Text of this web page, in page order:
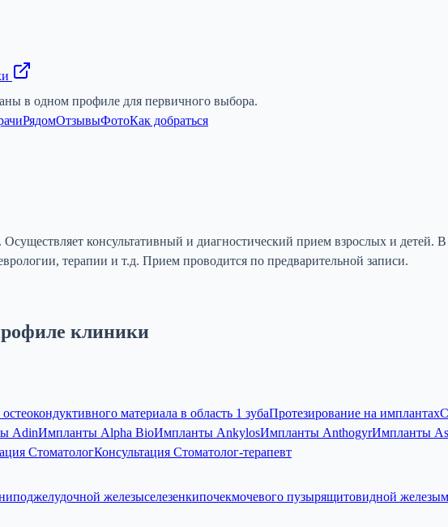
в одном профиле для первичного выбора.
РядомОтзывыФотоКак добраться
консультативный и диагностический прием взрослых и детей.
терапии и т.д. Прием проводится по предварительной записи.
клиники
материала в область 1 зубаПротезирование на имплантах
AdinИмпланты Alpha BioИмпланты AnkylosИмпланты AnthogyrИмпланты
СтоматологКонсультация Стоматолог-терапевт
поджелудочной железыселезенкипочекмочевого пузырящитовидной железы